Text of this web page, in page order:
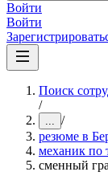
Войти
Войти
Поиск
/
... /
резюме в
механик по
сменный